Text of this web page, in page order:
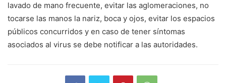
lavado de mano frecuente, evitar las aglomeraciones, no
tocarse las manos la nariz, boca y ojos, evitar los espacios
públicos concurridos y en caso de tener síntomas
asociados al virus se debe notificar a las autoridades.